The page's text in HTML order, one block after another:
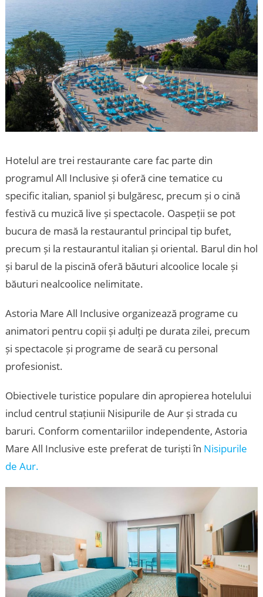
Hotelul are trei restaurante care fac parte din
programul All Inclusive și oferă cine tematice cu
specific italian, spaniol și bulgăresc, precum și o cină
festivă cu muzică live și spectacole. Oaspeții se pot
bucura de masă la restaurantul principal tip bufet,
precum și la restaurantul italian și oriental. Barul din hol
și barul de la piscină oferă băuturi alcoolice locale și
băuturi nealcoolice nelimitate.
Astoria Mare All Inclusive organizează programe cu
animatori pentru copii și adulți pe durata zilei, precum
și spectacole și programe de seară cu personal
profesionist.
Obiectivele turistice populare din apropierea hotelului
includ centrul stațiunii Nisipurile de Aur și strada cu
baruri. Conform comentariilor independente, Astoria
Mare All Inclusive este preferat de turiști în Nisipurile
de Aur.